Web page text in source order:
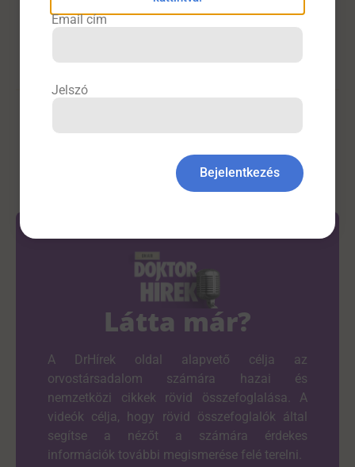
RandomizedControlled
theNationalComprehensiveCancerNetwork
Látta már?
A DrHírek oldal alapvető célja az
orvostársadalom számára hazai és
nemzetközi cikkek rövid összefoglalása. A
videók célja, hogy rövid összefoglalók által
segítse a nézőt a számára érdekes
információk további megismerése felé terelni.
Email cím
Jelszó
Bejelentkezés